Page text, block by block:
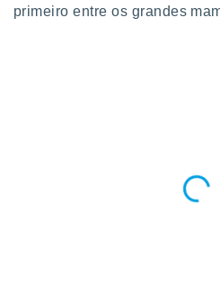
primeiro entre os grandes